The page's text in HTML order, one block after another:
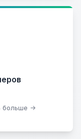
больше →
Если у
открыты к